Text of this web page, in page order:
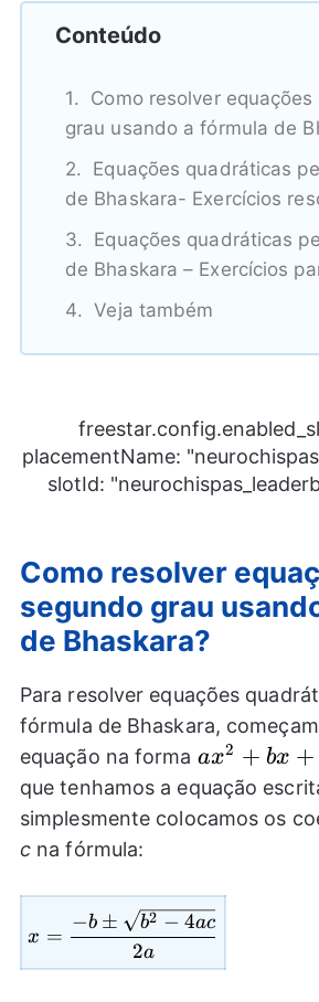
Conteúdo
Como resolver
grau usando a fórmula de
Equações quadráticas
de Bhaskara- Exercícios
Equações quadráticas
de Bhaskara – Exercícios
Veja também
placementName:
slotId:
Como resolver
segundo grau
de Bhaskara?
Para resolver equações
fórmula de Bhaskara,
equação na forma ax2 + bx +
que tenhamos a equação
simplesmente colocamos os
c na fórmula:
x=\frac{-b\pm
x =
2a
−b ± b2 − 4ac